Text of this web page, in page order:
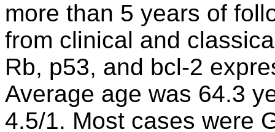
more than 5 years of
from clinical and
Rb, p53, and bcl-2
Average age was 64.3
4.5/1. Most cases were